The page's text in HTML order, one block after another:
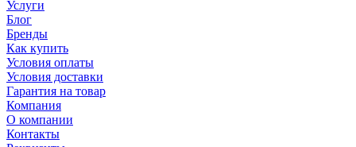
Услуги
Блог
Бренды
Как купить
Условия оплаты
Условия доставки
Гарантия на товар
Компания
О компании
Контакты